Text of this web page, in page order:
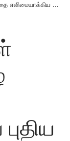
புதிய திட்டம் அறிமுகம்